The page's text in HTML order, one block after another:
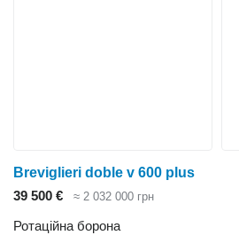
Breviglieri doble v 600 plus
39 500 €
≈ 2 032 000 грн
Ротаційна борона